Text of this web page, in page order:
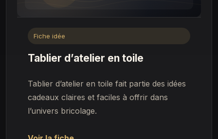
Fiche idée
Tablier d’atelier en toile
Tablier d’atelier en toile fait partie des idées
cadeaux claires et faciles à offrir dans
l’univers bricolage.